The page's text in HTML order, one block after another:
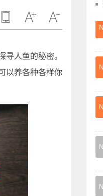
寻人鱼的秘密。
以养各种各样你